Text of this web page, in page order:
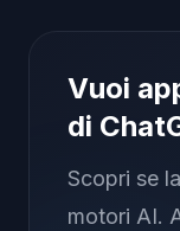
Vuoi
di
Scopri se
motori AI.